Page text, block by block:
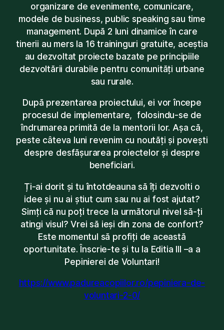
organizare de evenimente, comunicare,
modele de business, public speaking sau time
management. După 2 luni dinamice în care
tinerii au mers la 16 traininguri gratuite, aceștia
au dezvoltat proiecte bazate pe principiile
dezvoltării durabile pentru comunități urbane
sau rurale.
După prezentarea proiectului, ei vor începe
procesul de implementare, folosindu-se de
îndrumarea primită de la mentorii lor. Așa că,
peste câteva luni revenim cu noutăți și povești
despre desfășurarea proiectelor și despre
beneficiari.
Ți-ai dorit și tu întotdeauna să îți dezvolti o
idee și nu ai știut cum sau nu ai fost ajutat?
Simți că nu poți trece la următorul nivel să-ți
atingi visul? Vrei să ieși din zona de confort?
Este momentul să profiți de această
oportunitate. Înscrie-te și tu la Editia lll –a a
Pepinierei de Voluntari!
https://www.padureacopiilor.ro/pepiniera-de-
voluntari-2-0/